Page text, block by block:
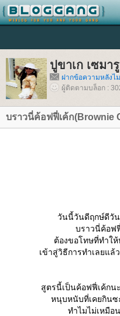
ปูขาเก เซมารู
ฝากข้อความหลังไ
ผู้ติดตามบล็อก :
บราวนี่ค้อฟฟี่เค้ก(Brownie
วันนี้วันดีฤกษ์ดีวัน
บราวนี่ค้อ
ต้องขอโทษที่ทำใ
เข้าสู่วิธีการทำเลยแล้
สูตรนี้เป็นค้อฟฟี่เค้ก
หนุบหนับที่เคยกินซ
ทำไมไม่เหมือ